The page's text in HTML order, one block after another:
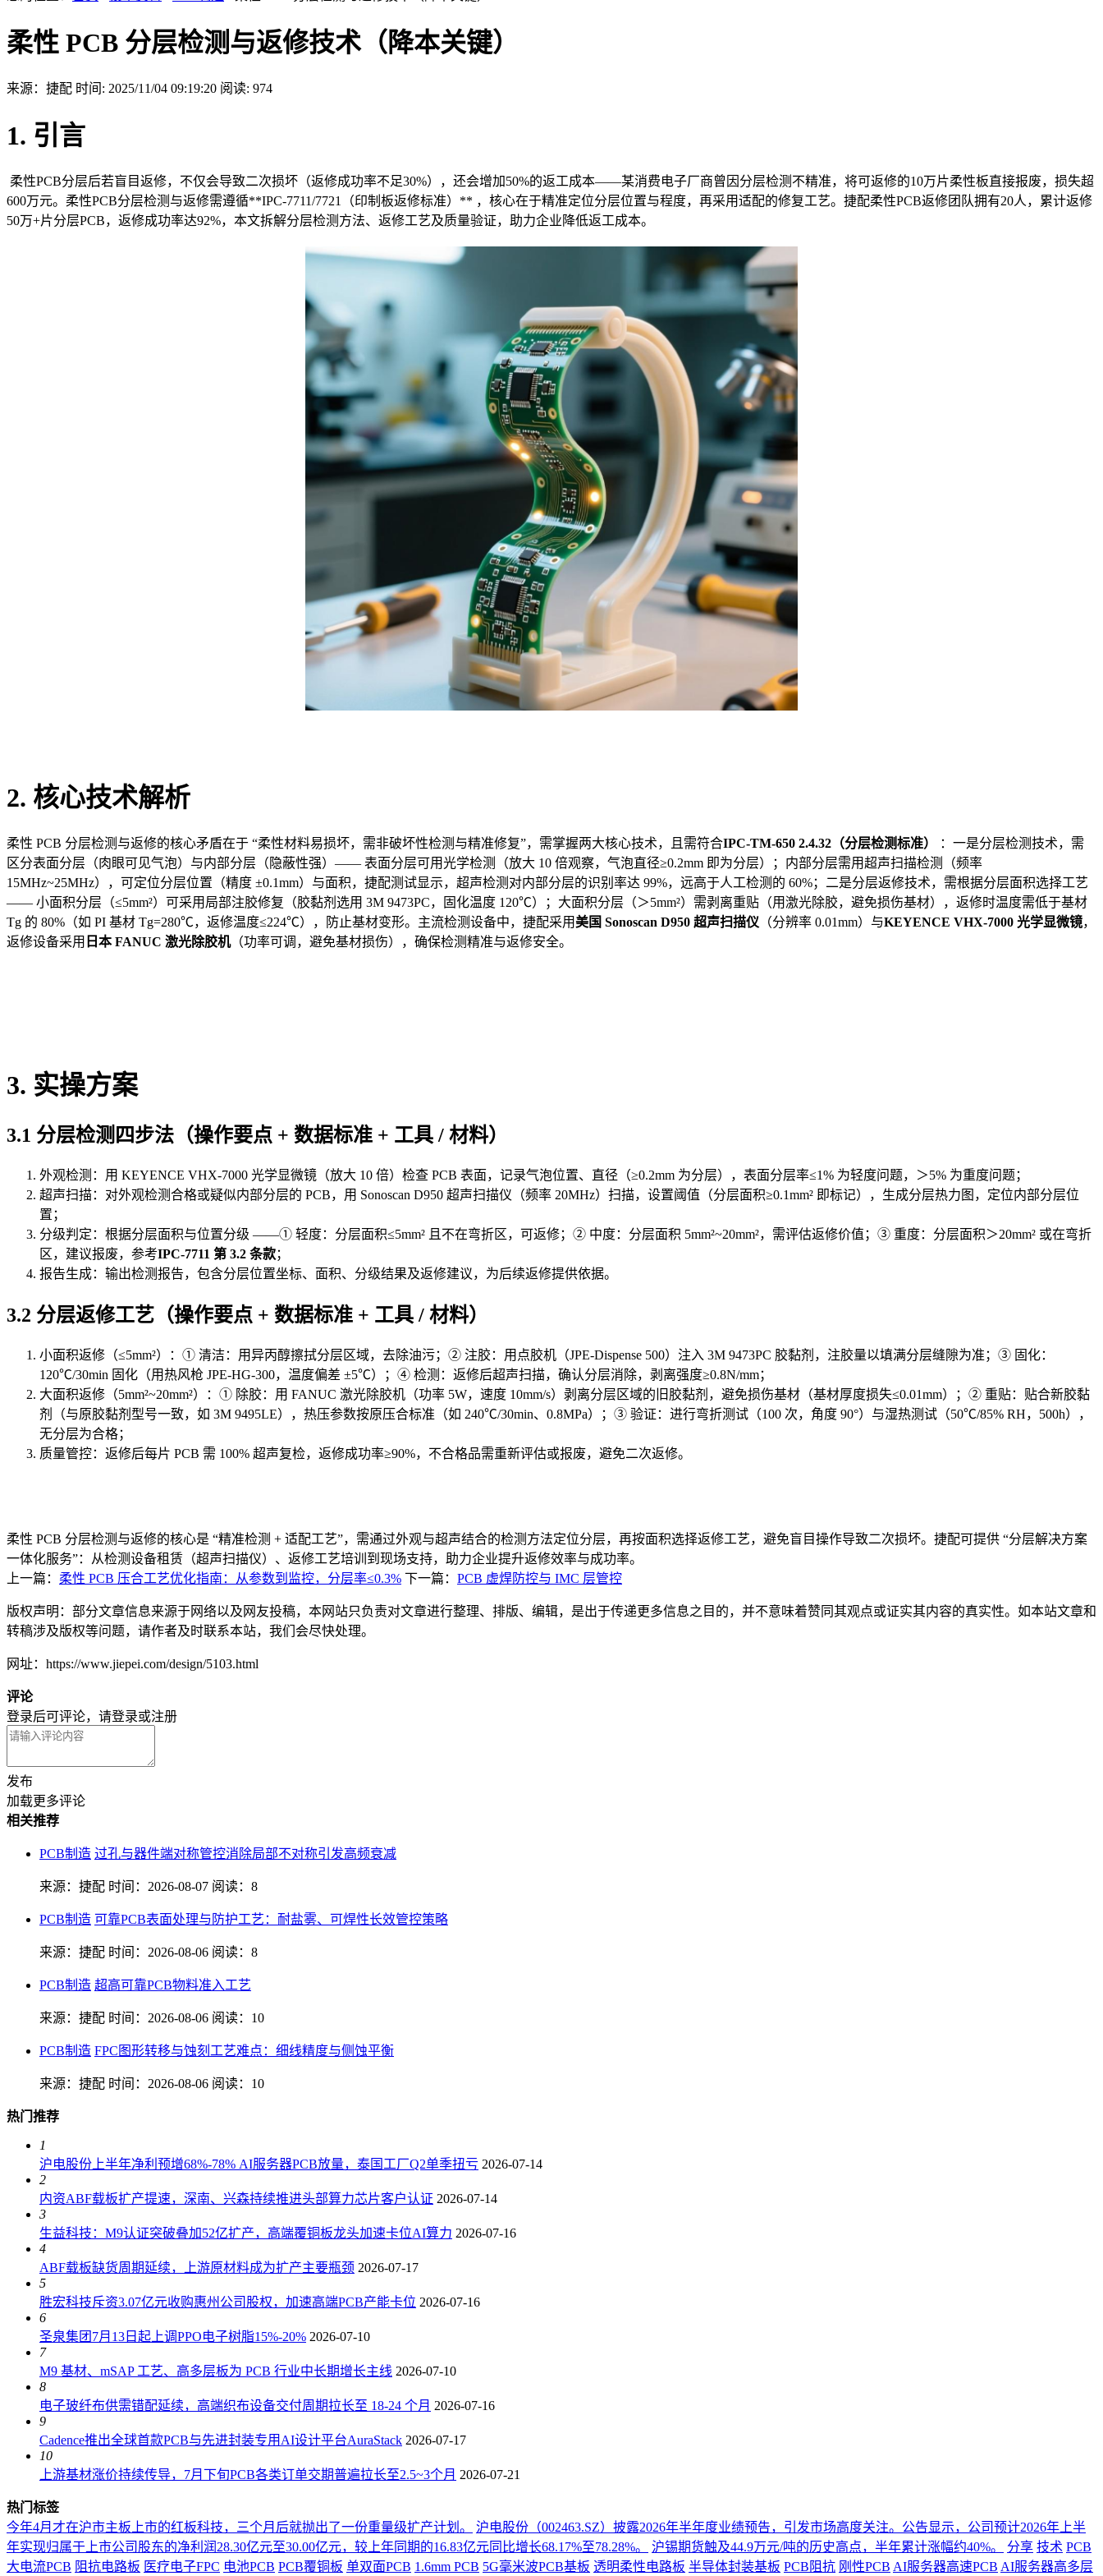
柔性 PCB 分层检测与返修技术（降本关键）
来源：捷配 时间: 2025/11/04 09:19:20 阅读: 974
1. 引言
柔性PCB分层后若盲目返修，不仅会导致二次损坏（返修成功率不足30%），还会增加50%的返工成本——某消费电子厂商曾因分层检测不精准，将可返修的10万片柔性板直接报废，损失超
600万元。柔性PCB分层检测与返修需遵循**IPC-7711/7721（印制板返修标准）** ，核心在于精准定位分层位置与程度，再采用适配的修复工艺。捷配柔性PCB返修团队拥有20人，累计返修
50万+片分层PCB，返修成功率达92%，本文拆解分层检测方法、返修工艺及质量验证，助力企业降低返工成本。
2. 核心技术解析
柔性 PCB 分层检测与返修的核心矛盾在于 “柔性材料易损坏，需非破坏性检测与精准修复”，需掌握两大核心技术，且需符合IPC-TM-650 2.4.32（分层检测标准）
：一是分层检测技术，需
区分表面分层（肉眼可见气泡）与内部分层（隐蔽性强）—— 表面分层可用光学检测（放大 10 倍观察，气泡直径≥0.2mm 即为分层）；内部分层需用超声扫描检测（频率
15MHz~25MHz），可定位分层位置（精度 ±0.1mm）与面积，捷配测试显示，超声检测对内部分层的识别率达 99%，远高于人工检测的 60%；二是分层返修技术，需根据分层面积选择工艺
—— 小面积分层（≤5mm²）可采用局部注胶修复（胶黏剂选用 3M 9473PC，固化温度 120℃）；大面积分层（＞5mm²）需剥离重贴（用激光除胶，避免损伤基材），返修时温度需低于基材
Tg 的 80%（如 PI 基材 Tg=280℃，返修温度≤224℃），防止基材变形。主流检测设备中，捷配采用美国 Sonoscan D950 超声扫描仪 （分辨率 0.01mm）与KEYENCE VHX-7000 光学显微镜，
返修设备采用 日本 FANUC 激光除胶机（功率可调，避免基材损伤），确保检测精准与返修安全。
3. 实操方案
3.1 分层检测四步法（操作要点 + 数据标准 + 工具 / 材料）
外观检测：用 KEYENCE VHX-7000 光学显微镜（放大 10 倍）检查 PCB 表面，记录气泡位置、直径（≥0.2mm 为分层），表面分层率≤1% 为轻度问题，＞5% 为重度问题；
超声扫描：对外观检测合格或疑似内部分层的 PCB，用 Sonoscan D950 超声扫描仪（频率 20MHz）扫描，设置阈值（分层面积≥0.1mm² 即标记），生成分层热力图，定位内部分层位
置；
分级判定：根据分层面积与位置分级 ——① 轻度：分层面积≤5mm² 且不在弯折区，可返修；② 中度：分层面积 5mm²~20mm²，需评估返修价值；③ 重度：分层面积＞20mm² 或在弯折
区，建议报废，参考IPC-7711 第 3.2 条款；
报告生成：输出检测报告，包含分层位置坐标、面积、分级结果及返修建议，为后续返修提供依据。
3.2 分层返修工艺（操作要点 + 数据标准 + 工具 / 材料）
小面积返修（≤5mm²）：① 清洁：用异丙醇擦拭分层区域，去除油污；② 注胶：用点胶机（JPE-Dispense 500）注入 3M 9473PC 胶黏剂，注胶量以填满分层缝隙为准；③ 固化：
120℃/30min 固化（用热风枪 JPE-HG-300，温度偏差 ±5℃）；④ 检测：返修后超声扫描，确认分层消除，剥离强度≥0.8N/mm；
大面积返修（5mm²~20mm²）：① 除胶：用 FANUC 激光除胶机（功率 5W，速度 10mm/s）剥离分层区域的旧胶黏剂，避免损伤基材（基材厚度损失≤0.01mm）；② 重贴：贴合新胶黏
剂（与原胶黏剂型号一致，如 3M 9495LE），热压参数按原压合标准（如 240℃/30min、0.8MPa）；③ 验证：进行弯折测试（100 次，角度 90°）与湿热测试（50℃/85% RH，500h），
无分层为合格；
质量管控：返修后每片 PCB 需 100% 超声复检，返修成功率≥90%，不合格品需重新评估或报废，避免二次返修。
柔性 PCB 分层检测与返修的核心是 “精准检测 + 适配工艺”，需通过外观与超声结合的检测方法定位分层，再按面积选择返修工艺，避免盲目操作导致二次损坏。捷配可提供 “分层解决方案
一体化服务”：从检测设备租赁（超声扫描仪）、返修工艺培训到现场支持，助力企业提升返修效率与成功率。
上一篇： 柔性 PCB 压合工艺优化指南：从参数到监控，分层率≤0.3% 下一篇： PCB 虚焊防控与 IMC 层管控
版权声明：部分文章信息来源于网络以及网友投稿，本网站只负责对文章进行整理、排版、编辑，是出于传递更多信息之目的，并不意味着赞同其观点或证实其内容的真实性。如本站文章和
转稿涉及版权等问题，请作者及时联系本站，我们会尽快处理。
网址：https://www.jiepei.com/design/5103.html
评论
登录后可评论，请登录或注册
发布
加载更多评论
相关推荐
PCB制造 过孔与器件端对称管控消除局部不对称引发高频衰减
来源：捷配 时间：2026-08-07 阅读：8
PCB制造 可靠PCB表面处理与防护工艺：耐盐雾、可焊性长效管控策略
来源：捷配 时间：2026-08-06 阅读：8
PCB制造 超高可靠PCB物料准入工艺
来源：捷配 时间：2026-08-06 阅读：10
PCB制造 FPC图形转移与蚀刻工艺难点：细线精度与侧蚀平衡
来源：捷配 时间：2026-08-06 阅读：10
热门推荐
1
沪电股份上半年净利预增68%-78% AI服务器PCB放量，泰国工厂Q2单季扭亏 2026-07-14
2
内资ABF载板扩产提速，深南、兴森持续推进头部算力芯片客户认证 2026-07-14
3
生益科技：M9认证突破叠加52亿扩产，高端覆铜板龙头加速卡位AI算力 2026-07-16
4
ABF载板缺货周期延续，上游原材料成为扩产主要瓶颈 2026-07-17
5
胜宏科技斥资3.07亿元收购惠州公司股权，加速高端PCB产能卡位 2026-07-16
6
圣泉集团7月13日起上调PPO电子树脂15%-20% 2026-07-10
7
M9 基材、mSAP 工艺、高多层板为 PCB 行业中长期增长主线 2026-07-10
8
电子玻纤布供需错配延续，高端织布设备交付周期拉长至 18-24 个月 2026-07-16
9
Cadence推出全球首款PCB与先进封装专用AI设计平台AuraStack 2026-07-17
10
上游基材涨价持续传导，7月下旬PCB各类订单交期普遍拉长至2.5~3个月 2026-07-21
热门标签
今年4月才在沪市主板上市的红板科技，三个月后就抛出了一份重量级扩产计划。
沪电股份（002463.SZ）披露2026年半年度业绩预告，引发市场高度关注。公告显示，公司预计2026年上半
年实现归属于上市公司股东的净利润28.30亿元至30.00亿元，较上年同期的16.83亿元同比增长68.17%至78.28%。
沪锡期货触及44.9万元/吨的历史高点，半年累计涨幅约40%。 分享 技术 PCB
大电流PCB 阻抗电路板 医疗电子FPC 电池PCB PCB覆铜板 单双面PCB 1.6mm PCB 5G毫米波PCB基板 透明柔性电路板 半导体封装基板 PCB阻抗 刚性PCB AI服务器高速PCB AI服务器高多层